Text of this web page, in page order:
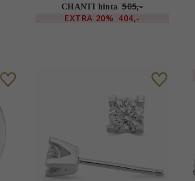
karaatin kultaa kanssa lab
grown timantti
CHANTI hinta 505,-
EXTRA 20% 404,-